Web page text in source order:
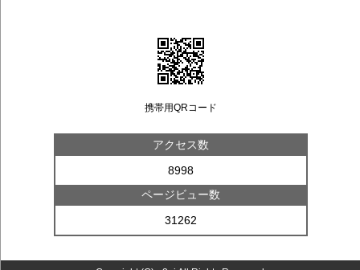
携帯用QRコード
アクセス数
8998
ページビュー数
31262